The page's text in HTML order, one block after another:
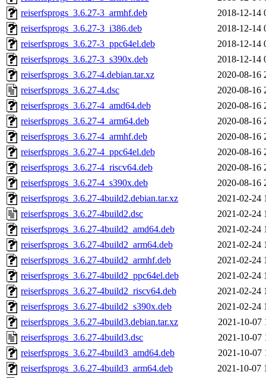
reiserfsprogs_3.6.27-3_armhf.deb
2018-12-14
reiserfsprogs_3.6.27-3_i386.deb
2018-12-14
reiserfsprogs_3.6.27-3_ppc64el.deb
2018-12-14
reiserfsprogs_3.6.27-3_s390x.deb
2018-12-14
reiserfsprogs_3.6.27-4.debian.tar.xz
2020-08-16
reiserfsprogs_3.6.27-4.dsc
2020-08-16
reiserfsprogs_3.6.27-4_amd64.deb
2020-08-16
reiserfsprogs_3.6.27-4_arm64.deb
2020-08-16
reiserfsprogs_3.6.27-4_armhf.deb
2020-08-16
reiserfsprogs_3.6.27-4_ppc64el.deb
2020-08-16
reiserfsprogs_3.6.27-4_riscv64.deb
2020-08-16
reiserfsprogs_3.6.27-4_s390x.deb
2020-08-16
reiserfsprogs_3.6.27-4build2.debian.tar.xz
2021-02-24
reiserfsprogs_3.6.27-4build2.dsc
2021-02-24
reiserfsprogs_3.6.27-4build2_amd64.deb
2021-02-24
reiserfsprogs_3.6.27-4build2_arm64.deb
2021-02-24
reiserfsprogs_3.6.27-4build2_armhf.deb
2021-02-24
reiserfsprogs_3.6.27-4build2_ppc64el.deb
2021-02-24
reiserfsprogs_3.6.27-4build2_riscv64.deb
2021-02-24
reiserfsprogs_3.6.27-4build2_s390x.deb
2021-02-24
reiserfsprogs_3.6.27-4build3.debian.tar.xz
2021-10-07
reiserfsprogs_3.6.27-4build3.dsc
2021-10-07
reiserfsprogs_3.6.27-4build3_amd64.deb
2021-10-07
reiserfsprogs_3.6.27-4build3_arm64.deb
2021-10-07